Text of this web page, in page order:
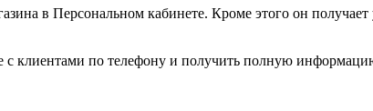
в Персональном кабинете. Кроме этого он
с клиентами по телефону и получить полную